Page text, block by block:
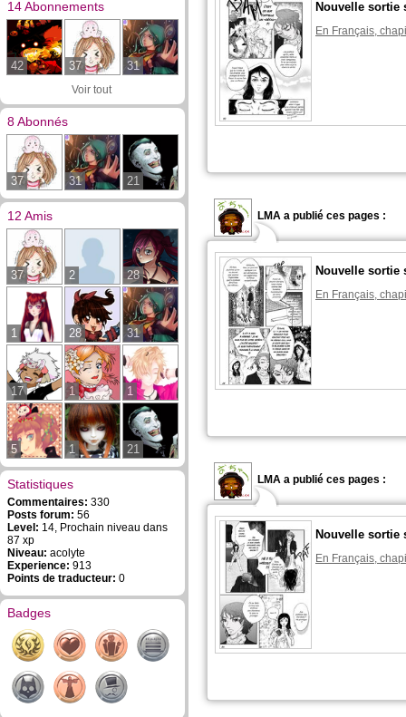
14 Abonnements
42 37 31
Voir tout
8 Abonnés
37 31 21
12 Amis
37 2 28
1 28 31
17 1 1
5 1 21
Statistiques
Commentaires: 330
Posts forum: 56
Level: 14, Prochain niveau dans
87 xp
Niveau: acolyte
Experience: 913
Points de traducteur: 0
Badges
Nouvelle sortie
En Français,
LMA a publié ces pages :
Nouvelle sortie
En Français,
LMA a publié ces pages :
Nouvelle sortie
En Français,